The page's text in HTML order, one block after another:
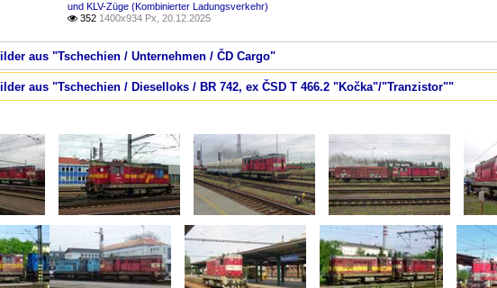
und KLV-Züge (Kombinierter Ladungsverkehr)
 352 1400x934 Px, 20.12.2025
aus "Tschechien / Unternehmen / ČD Cargo"
aus "Tschechien / Dieselloks / BR 742, ex ČSD T 466.2 "Kočka"/"Tranzistor""